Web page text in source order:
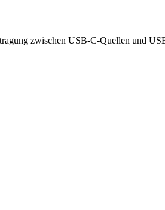
zwischen USB-C-Quellen und